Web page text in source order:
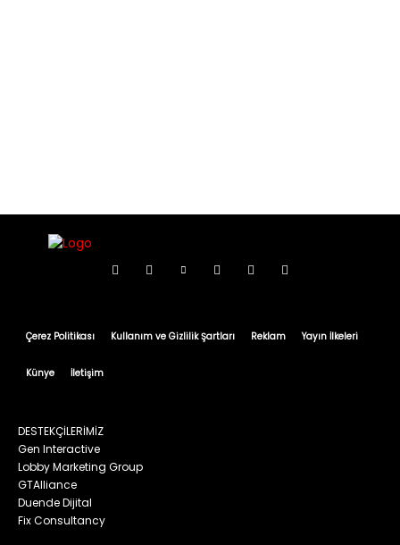
Çerez Politikası Kullanım ve Gizlilik Şartları Reklam Yayın İlkeleri
Künye İletişim
DESTEKÇİLERİMİZ
Gen Interactive
Lobby Marketing Group
GTAlliance
Duende Dijital
Fix Consultancy